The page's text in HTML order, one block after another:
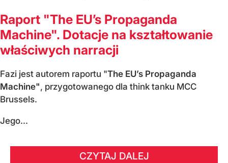
Raport "The EU’s Propaganda
Machine". Dotacje na kształtowanie
właściwych narracji
Fazi jest autorem raportu "The EU’s Propaganda
Machine", przygotowanego dla think tanku MCC
Brussels.
Jego...
CZYTAJ DALEJ